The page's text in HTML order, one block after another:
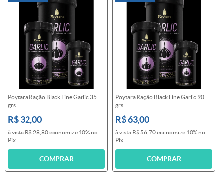
Poytara Ração Black Line Garlic 35
grs
R$ 32,00
à vista R$ 28,80economize 10% no
Pix
COMPRAR
Poytara Ração Black Line Garlic 90
grs
R$ 63,00
à vista R$ 56,70economize 10% no
Pix
COMPRAR